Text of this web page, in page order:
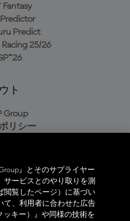
Fantasy
Predict
25/26
ト
Group
リシー
ポリシー
シー
ルアプリ
』とそのサプライヤー
サービスとのやり取りを測
閲覧したページ）に基づい
て、利用者に合わせた広告
ッキー）』や同様の技術を